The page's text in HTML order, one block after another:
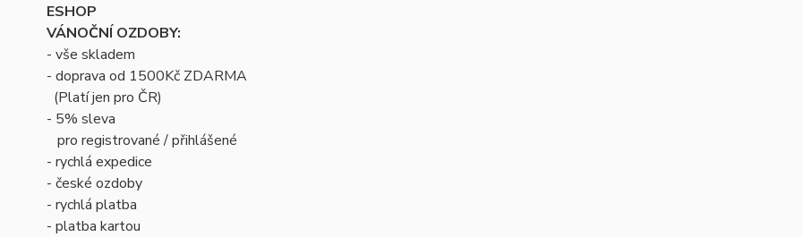
ESHOP
VÁNOČNÍ OZDOBY:
- vše skladem
- doprava od 1500Kč ZDARMA
(Platí jen pro ČR)
- 5% sleva
pro registrované / přihlášené
- rychlá expedice
- české ozdoby
- rychlá platba
- platba kartou